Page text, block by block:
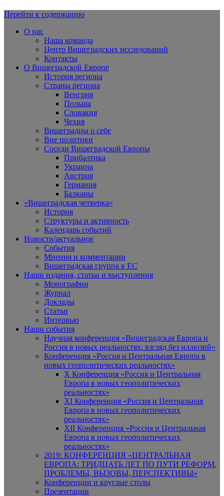
Вишеградская Европа
Перейти к содержанию
О нас
Наша команда
Центр Вишеградских исследований
Контакты
О Вишеградской Европе
История региона
Страны региона
Венгрия
Польша
Словакия
Чехия
Вишеградцы о себе
Вне политики
Соседи Вишеградской Европы
Прибалтика
Украина
Австрия
Германия
Балканы
«Вишеградская четверка»
История
Структуры и активность
Календарь событий
Новости/актуальное
События
Мнения и комментарии
Вишеградская группа в ЕС
Наши издания, статьи и выступления
Монографии
Журнал
Доклады
Статьи
Интервью
Наши события
Научная конференция «Вишеградская Европа и
Россия в новых реальностях: взгляд без иллюзий»
Конференция «Россия и Центральная Европа в
новых геополитических реальностях»
X Конференция «Россия и Центральная
Европа в новых геополитических
реальностях»
XI Конференция «Россия и Центральная
Европа в новых геополитических
реальностях»
XII Конференция «Россия и Центральная
Европа в новых геополитических
реальностях»
2019: КОНФЕРЕНЦИЯ «ЦЕНТРАЛЬНАЯ
ЕВРОПА: ТРИДЦАТЬ ЛЕТ ПО ПУТИ РЕФОРМ.
ПРОБЛЕМЫ, ВЫЗОВЫ, ПЕРСПЕКТИВЫ»
Конференции и круглые столы
Презентации